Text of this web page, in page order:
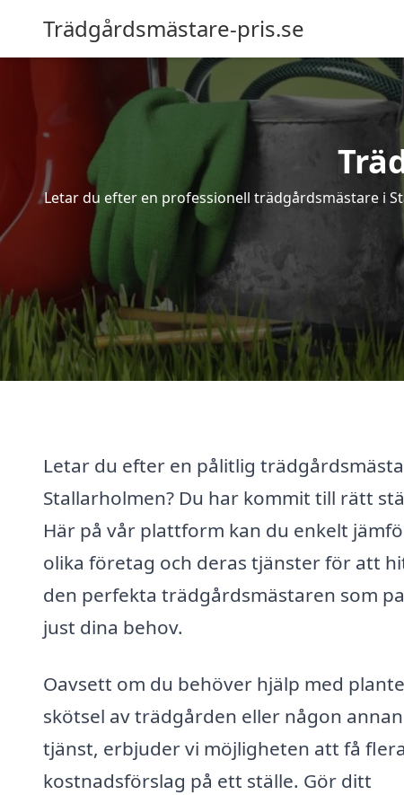
Trädgårdsmästare-pris.se
Letar du efter en professionell trädgårdsmästare i
Letar du efter en pålitlig
Stallarholmen? Du har kommit till rätt
Här på vår plattform kan du enkelt
olika företag och deras tjänster för att
den perfekta trädgårdsmästaren som
just dina behov.
Oavsett om du behöver hjälp med
skötsel av trädgården eller någon annan
tjänst, erbjuder vi möjligheten att få flera
kostnadsförslag på ett ställe. Gör ditt